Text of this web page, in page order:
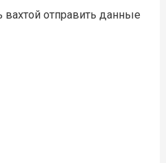
отправить данные